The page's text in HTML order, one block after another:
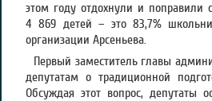
этом году отдохнули и поправили
4 869 детей – это 83,7%
организации Арсеньева.
Первый заместитель главы
депутатам о традиционной
Обсуждая этот вопрос, депутаты